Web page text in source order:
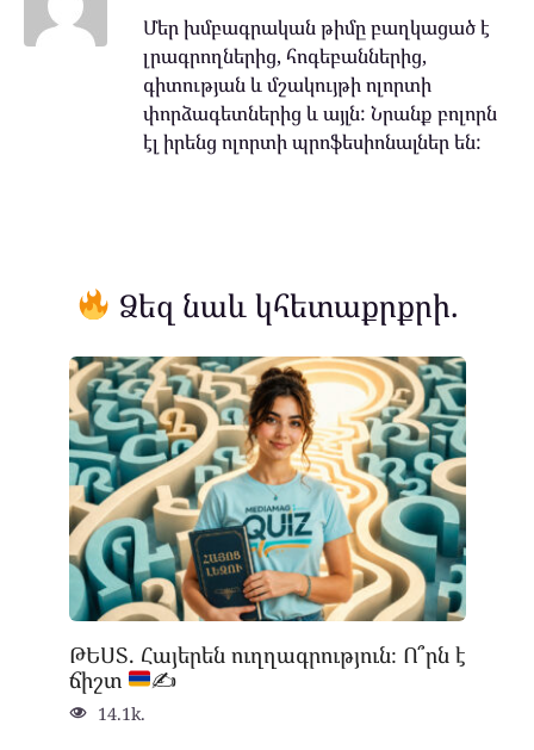
Մեր խմբագրական թիմը բաղկացած է
լրագրողներից, հոգեբաններից,
գիտության և մշակույթի ոլորտի
փորձագետներից և այլն: Նրանք բոլորն
էլ իրենց ոլորտի պրոֆեսիոնալներ են:
Ձեզ նաև կհետաքրքրի.
ԹԵՍՏ. Հայերեն ուղղագրություն։ Ո՞րն է
ճիշտ
✍
14.1k.